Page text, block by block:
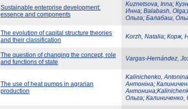
Sustainable enterprise development:
essence and components
Kuznetsova, Inna;
Инна; Balabash, Olga;
Ольга; Балабаш,
The evolution of capital structure theories
and their classification
Korzh, Natalia; Корж,
The question of changing the concept, role
and functions of state
Vargas-Hernández,
The use of heat pumps in agrarian
production
Kalinichenko, Antonina
Антоніна;
Антонина;
Ольга; Калиниченко,